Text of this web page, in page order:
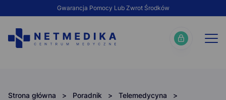
Gwarancja Pomocy Lub Zwrot Środków
Strona główna > Poradnik > Telemedycyna
>